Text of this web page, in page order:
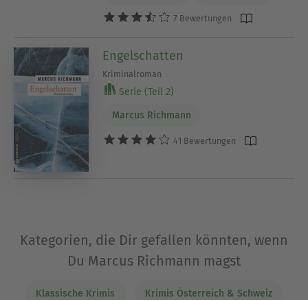
7 Bewertungen
Engelschatten
Kriminalroman
Serie (Teil 2)
Marcus Richmann
41 Bewertungen
Kategorien, die Dir gefallen könnten, wenn
Du Marcus Richmann magst
Klassische Krimis Krimis Österreich & Schweiz